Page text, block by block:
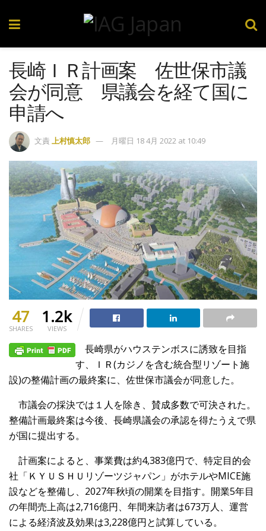
長崎ＩＲ計画案 佐世保市議
会が同意 県議会を経て国に
申請へ
文責 上村慎太郎 月曜日 18 4月 2022 at 10:49
47
SHARES
1.2k
VIEWS
長崎県がハウステンボスに誘致を目指
す、ＩＲ(カジノを含む統合型リゾート施
設)の整備計画の最終案に、佐世保市議会が同意した。
市議会の採決では１人を除き、賛成多数で可決された。
整備計画最終案は今後、長崎県議会の承認を得たうえで県
が国に提出する。
計画案によると、事業費は約4,383億円で、特定目的会
社「ＫＹＵＳＨＵリゾーツジャパン」がホテルやMICE施
設などを整備し、2027年秋頃の開業を目指す。開業5年目
の年間売上高は2,716億円、年間来訪者は673万人、運営
による経済波及効果は3,228億円と試算している。